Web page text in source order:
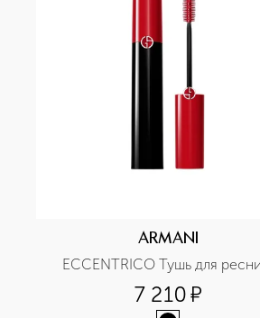
ARMANI
7 210¤